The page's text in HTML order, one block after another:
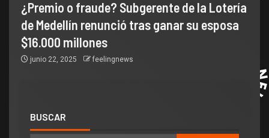
¿Premio o fraude? Subgerente de la Lotería
de Medellín renunció tras ganar su esposa
$16.000 millones
junio 22, 2025 feelingnews
BUSCAR